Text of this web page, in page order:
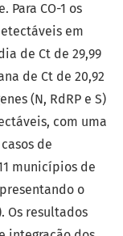
Para CO-1 os
em
de Ct de 29,99
de Ct de 20,92
(N, RdRP e S)
com uma
de
municípios de
o
Os resultados